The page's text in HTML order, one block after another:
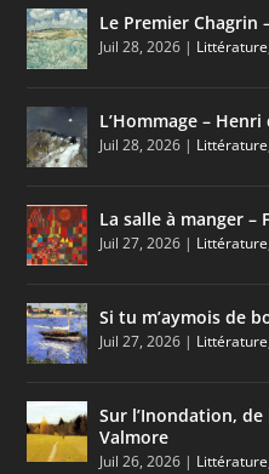
Le Premier Chagrin
Juil 28, 2026 | Littérature
L’Hommage –
Juil 28, 2026 | Littérature
La salle à manger –
Juil 27, 2026 | Littérature
Si tu m’aymois de
Juil 27, 2026 | Littérature
Sur l’Inondation,
Valmore
Juil 26, 2026 | Littérature